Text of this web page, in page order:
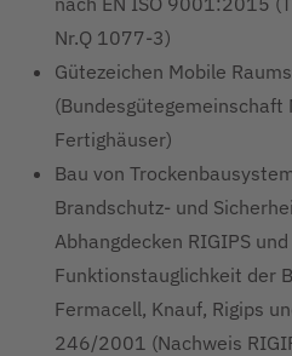
Nr.Q 1077-3)
Gütezeichen Mobile
(Bundesgütegemeinschaft
Fertighäuser)
Bau von
Brandschutz- und
Abhangdecken RIGIPS
Funktionstauglichkeit der
Fermacell, Knauf, Rigips
246/2001 (Nachweis